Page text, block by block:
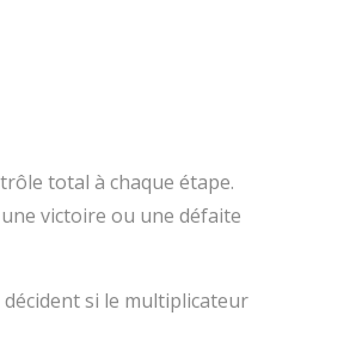
total à chaque étape.
victoire ou une défaite
si le multiplicateur